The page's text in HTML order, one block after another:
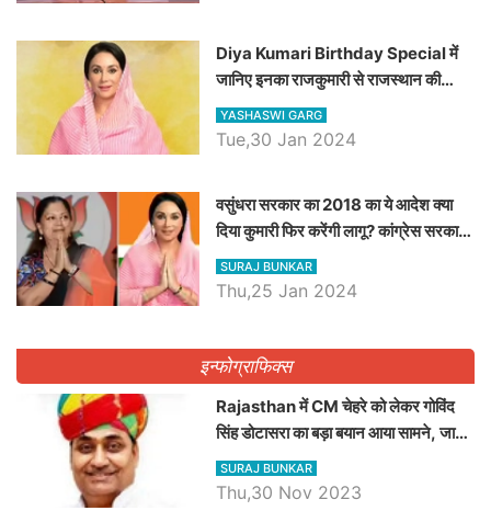
Diya Kumari Birthday Special में
जानिए इनका राजकुमारी से राजस्थान की
डिप्टी सीएम बनने तक का सफर, एक क्लिक में
जाने पूरा जीवन परिचय
YASHASWI GARG
Tue,30 Jan 2024
वसुंधरा सरकार का 2018 का ये आदेश क्या
दिया कुमारी फिर करेंगी लागू? कांग्रेस सरकार
ने किया था निरस्त
SURAJ BUNKAR
Thu,25 Jan 2024
इन्फोग्राफिक्स
Rajasthan में CM चेहरे को लेकर गोविंद
सिंह डोटासरा का बड़ा बयान आया सामने, जानें
विचार
SURAJ BUNKAR
Thu,30 Nov 2023